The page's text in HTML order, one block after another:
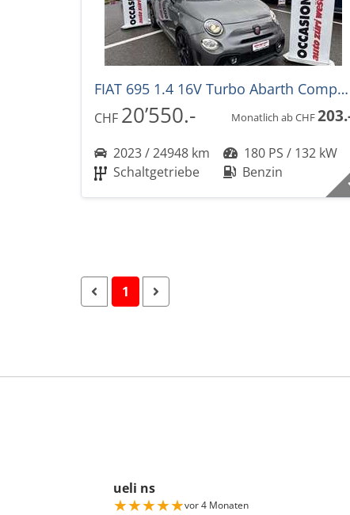
FIAT 695 1.4 16V Turbo Abarth Competizione
CHF 20’550.- Monatlich ab CHF
2023 / 24948 km
180 PS / 132 kW
Schaltgetriebe
Benzin
1
ueli ns
★★★★★vor 4 Monaten